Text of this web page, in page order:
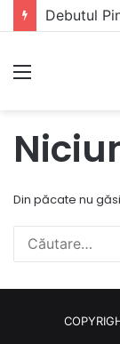
Debutul
Meniu
Din păcate nu